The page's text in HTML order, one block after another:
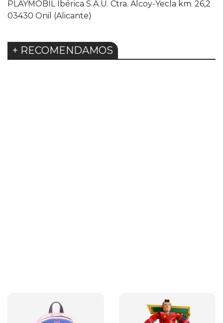
PLAYMOBIL Ibérica S.A.U. Ctra. Alcoy-Yecla km. 26,2
03430 Onil (Alicante)
+ RECOMENDAMOS